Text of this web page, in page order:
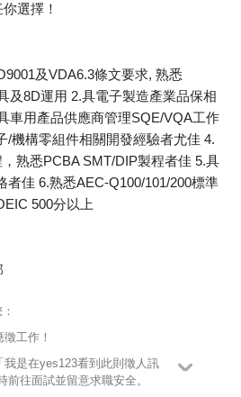
選擇！
及VDA6.3條文要求, 熟悉
及8D運用 2.具電子製造產業品保相
車用產品供應商管理SQE/VQA工作
/機構零組件相關開發經驗者尤佳 4.
熟悉PCBA SMT/DIP製程者佳 5.具
者佳 6.熟悉AEC-Q100/101/200標準
500分以上
工作！
我是在yes123看到此則徵人訊
往面試並留意求職安全。